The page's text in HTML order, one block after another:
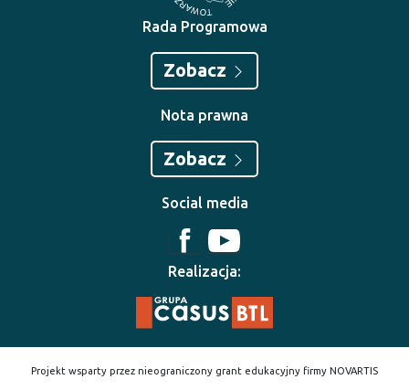
Rada Programowa
Zobacz
Nota prawna
Zobacz
Social media
Realizacja:
Projekt wsparty przez nieograniczony grant edukacyjny firmy NOVARTIS